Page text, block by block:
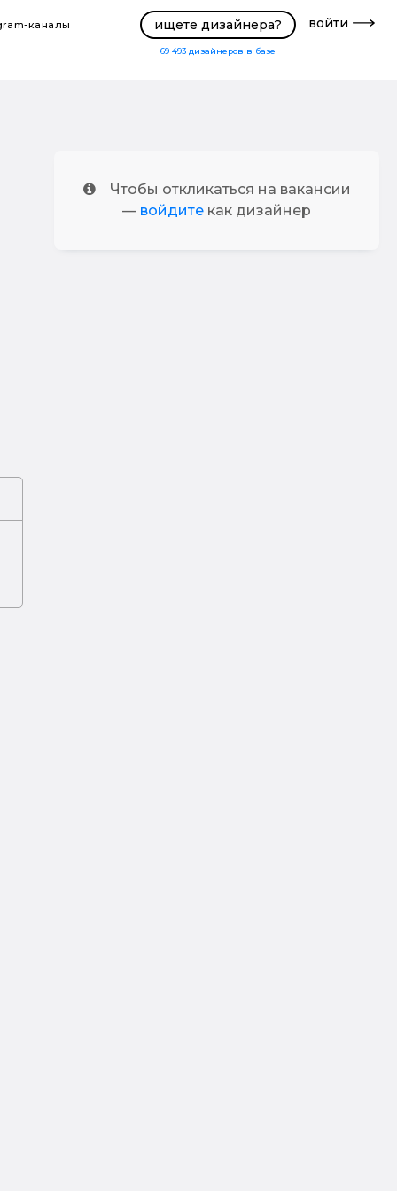
каналы ищете дизайнера?
69 493 дизайнеров в базе
войти
Чтобы откликаться на вакансии
— войдите как дизайнер